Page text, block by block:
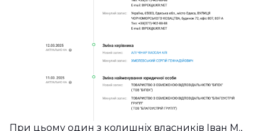
При цьому один з колишніх власників Іван М.,